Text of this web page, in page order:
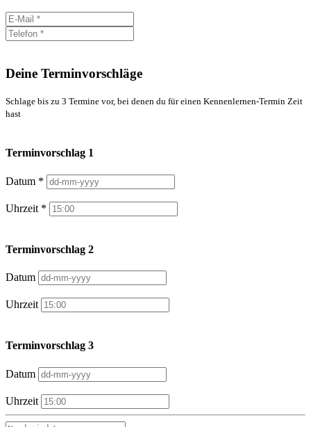
Deine Terminvorschläge
Schlage bis zu 3 Termine vor, bei denen du für einen Kennenlernen-Termin Zeit
hast
Terminvorschlag 1
Datum *
Uhrzeit *
Terminvorschlag 2
Datum
Uhrzeit
Terminvorschlag 3
Datum
Uhrzeit